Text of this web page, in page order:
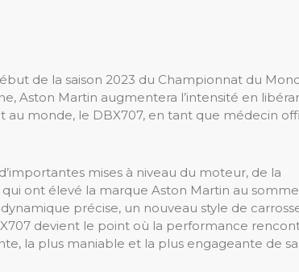
de la saison 2023 du Championnat du
Aston Martin augmentera l’intensité en
au monde, le DBX707, en tant que médecin
mises à niveau du moteur, de la
qui ont élevé la marque Aston Martin au
précise, un nouveau style de
devient le point où la performance
la plus maniable et la plus engageante de sa